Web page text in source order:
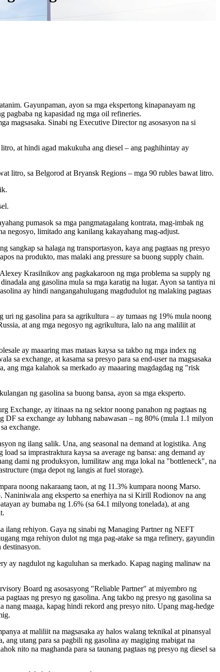
Gayunpaman, ayon sa mga ekspertong kinapanayam ng
pagbaba ng kapasidad ng mga oil refineries.
magsasaka. Sinabi ng Executive Director ng asosasyon na si
at hindi agad makukuha ang diesel – ang paghihintay ay
litro, sa Belgorod at Bryansk Regions – mga 90 rubles bawat litro.
pumasok sa mga pangmatagalang kontrata, mag-imbak ng
negosyo, limitado ang kanilang kakayahang mag-adjust.
sangkap sa halaga ng transportasyon, kaya ang pagtaas ng presyo
na produkto, mas malaki ang pressure sa buong supply chain.
Krasilnikov ang pagkakaroon ng mga problema sa supply ng
ang gasolina mula sa mga karatig na lugar. Ayon sa tantiya ni
ay hindi nangangahulugang magdudulot ng malaking pagtaas
ng gasolina para sa agrikultura – ay tumaas ng 19% mula noong
at ang mga negosyo ng agrikultura, lalo na ang maliliit at
ay maaaring mas mataas kaysa sa takbo ng mga index ng
sa exchange, at kasama sa presyo para sa end-user na magsasaka
ang mga kalahok sa merkado ay maaaring magdagdag ng "risk
ng gasolina sa buong bansa, ayon sa mga eksperto.
Exchange, ay itinaas na ng sektor noong panahon ng pagtaas ng
DF sa exchange ay lubhang nabawasan – ng 80% (mula 1.1 milyon
exchange.
ng ilang salik. Una, ang seasonal na demand at logistika. Ang
sa imprastraktura kaysa sa average ng bansa: ang demand ay
dami ng produksyon, lumilitaw ang mga lokal na "bottleneck", na
(mga depot ng langis at fuel storage).
noong nakaraang taon, at ng 11.3% kumpara noong Marso.
Naniniwala ang eksperto sa enerhiya na si Kirill Rodionov na ang
ay bumaba ng 1.6% (sa 64.1 milyong tonelada), at ang
ilang rehiyon. Gaya ng sinabi ng Managing Partner ng NEFT
mga rehiyon dulot ng mga pag-atake sa mga refinery, gayundin
ay nagdulot ng kaguluhan sa merkado. Kapag naging malinaw na
Board ng asosasyong "Reliable Partner" at miyembro ng
ng presyo ng gasolina. Ang takbo ng presyo ng gasolina sa
maaga, kapag hindi rekord ang presyo nito. Upang mag-hedge
at maliliit na magsasaka ay halos walang teknikal at pinansyal
ang utang para sa pagbili ng gasolina ay magiging mabigat na
nito na maghanda para sa taunang pagtaas ng presyo ng diesel sa